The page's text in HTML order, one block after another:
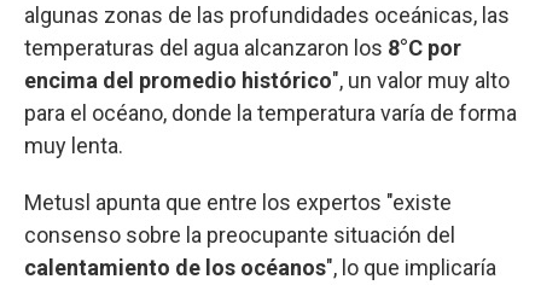
algunas zonas de las profundidades oceánicas, las
temperaturas del agua alcanzaron los 8°C por
encima del promedio histórico", un valor muy alto
para el océano, donde la temperatura varía de forma
muy lenta.
Metusl apunta que entre los expertos "existe
consenso sobre la preocupante situación del
calentamiento de los océanos", lo que implicaría